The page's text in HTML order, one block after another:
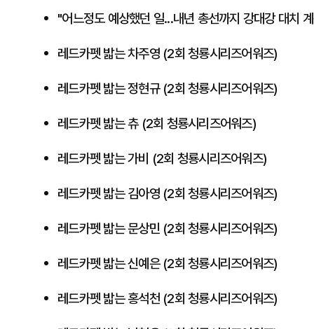
"어느정도 예상했던 일...내년 총선까지 강대강 대치
레드카펫 밟는 차주영 (2회 청룡시리즈어워즈)
레드카펫 밟는 정현규 (2회 청룡시리즈어워즈)
레드카펫 밟는 츄 (2회 청룡시리즈어워즈)
레드카펫 밟는 가비 (2회 청룡시리즈어워즈)
레드카펫 밟는 김아영 (2회 청룡시리즈어워즈)
레드카펫 밟는 문상민 (2회 청룡시리즈어워즈)
레드카펫 밟는 신예은 (2회 청룡시리즈어워즈)
레드카펫 밟는 홍석천 (2회 청룡시리즈어워즈)